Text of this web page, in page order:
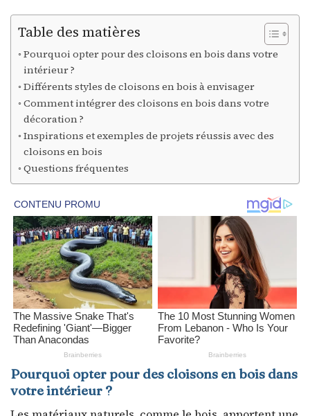
Table des matières
Pourquoi opter pour des cloisons en bois dans votre
intérieur ?
Différents styles de cloisons en bois à envisager
Comment intégrer des cloisons en bois dans votre
décoration ?
Inspirations et exemples de projets réussis avec des
cloisons en bois
Questions fréquentes
Pourquoi opter pour des cloisons en bois dans
votre intérieur ?